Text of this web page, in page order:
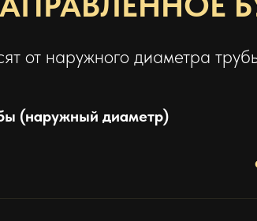
от наружного диаметра
(наружный диаметр)